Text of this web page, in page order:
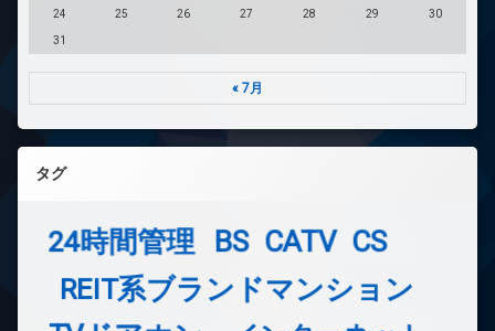
24 25 26 27 28 29 30
31
« 7月
タグ
24時間管理 BS CATV CS
REIT系ブランドマンション